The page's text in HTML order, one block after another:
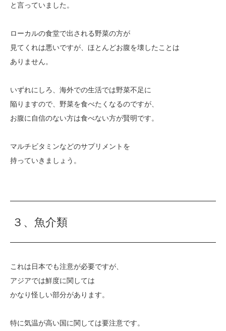
と言っていました。
ローカルの食堂で出される野菜の方が
見てくれは悪いですが、ほとんどお腹を壊したことは
ありません。
いずれにしろ、海外での生活では野菜不足に
陥りますので、野菜を食べたくなるのですが、
お腹に自信のない方は食べない方が賢明です。
マルチビタミンなどのサプリメントを
持っていきましょう。
３、魚介類
これは日本でも注意が必要ですが、
アジアでは鮮度に関しては
かなり怪しい部分があります。
特に気温が高い国に関しては要注意です。